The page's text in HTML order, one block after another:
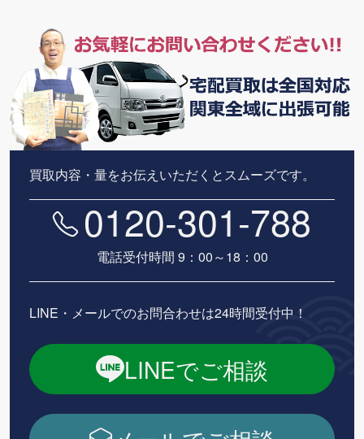
買取内容・量をお伝えいただくとスムーズです。
0120-301-788
電話受付時間 9：00～18：00
LINE・メールでのお問合わせは24時間受付中！
LINEでご相談